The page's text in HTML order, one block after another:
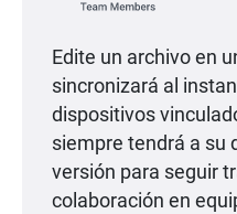
Edite un archivo en
sincronizará al
dispositivos
siempre tendrá a su
versión para seguir
colaboración en